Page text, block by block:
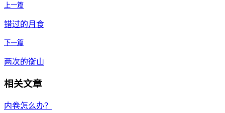
上一篇
错过的月食
下一篇
两次的衡山
相关文章
内卷怎么办？